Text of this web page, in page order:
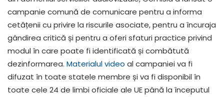
campanie comună de comunicare pentru a informa
cetățenii cu privire la riscurile asociate, pentru a încuraja
gândirea critică și pentru a oferi sfaturi practice privind
modul în care poate fi identificată și combătută
dezinformarea. Materialul video al campaniei va fi
difuzat în toate statele membre și va fi disponibil în
toate cele 24 de limbi oficiale ale UE până la începutul